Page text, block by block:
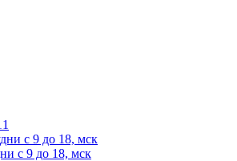
с 9 до 18, мск
с 9 до 18, мск